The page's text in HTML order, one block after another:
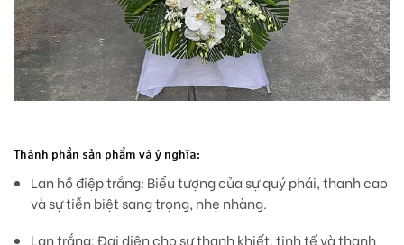
Thành phần sản phẩm và ý nghĩa:
Lan hồ điệp trắng: Biểu tượng của sự quý phái, thanh cao
và sự tiễn biệt sang trọng, nhẹ nhàng.
Lan trắng:Đại diện cho sự thanh khiết, tinh tế và thanh